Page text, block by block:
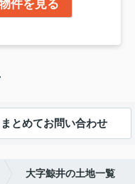
件を見る
まとめてお問い合わせ
大字鯨井の土地一覧